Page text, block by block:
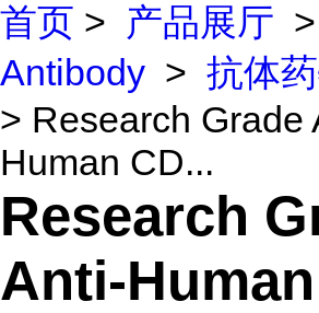
首页 > 产品展厅 >
Antibody > 抗体
> Research Grade
Human CD...
Research
Anti-Human